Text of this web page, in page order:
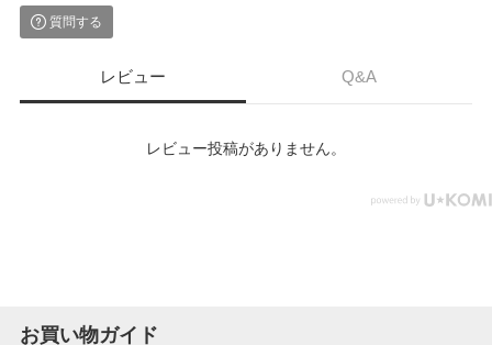
質問する
レビュー Q&A
レビュー投稿がありません。
お買い物ガイド